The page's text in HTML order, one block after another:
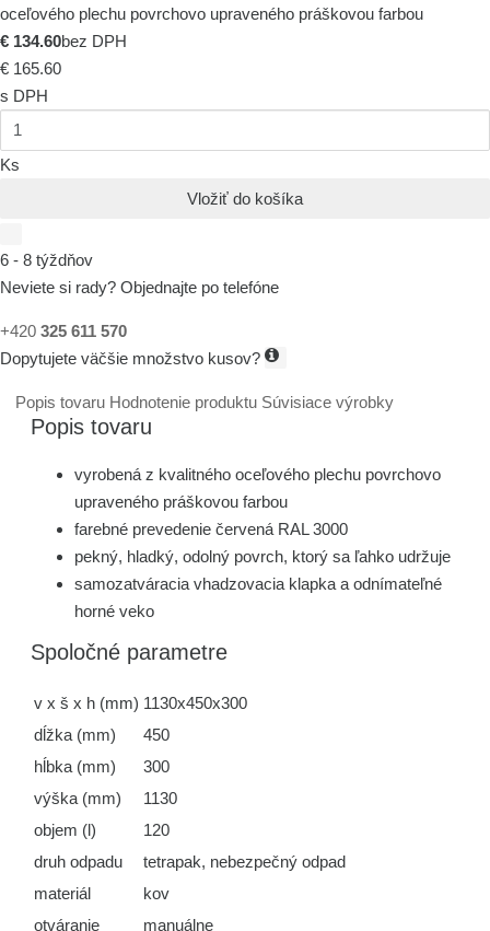
oceľového plechu povrchovo upraveného práškovou farbou
€ 134.60bez DPH
€ 165.60
s DPH
Ks
Vložiť do košíka
6 - 8 týždňov
Neviete si rady? Objednajte po telefóne
+420 325 611 570
Dopytujete väčšie množstvo kusov?
Popis tovaru Hodnotenie produktu Súvisiace výrobky
Popis tovaru
vyrobená z kvalitného oceľového plechu povrchovo
upraveného práškovou farbou
farebné prevedenie červená RAL 3000
pekný, hladký, odolný povrch, ktorý sa ľahko udržuje
samozatváracia vhadzovacia klapka a odnímateľné
horné veko
Spoločné parametre
v x š x h (mm) 1130x450x300
dĺžka (mm)
450
hĺbka (mm)
300
výška (mm)
1130
objem (l)
120
druh odpadu
tetrapak, nebezpečný odpad
materiál
kov
otváranie
manuálne